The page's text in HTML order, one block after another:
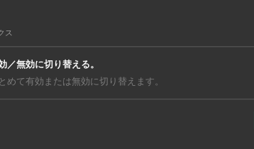
ス
／無効に切り替える。
めて有効または無効に切り替えます。